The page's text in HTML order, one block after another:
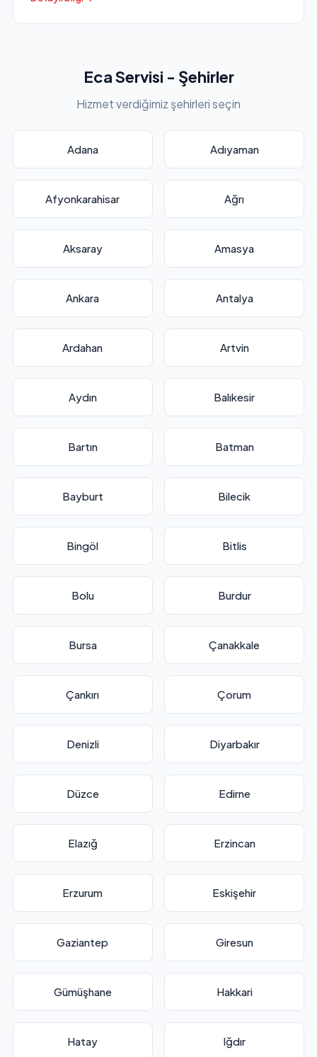
Eca Servisi - Şehirler
Hizmet verdiğimiz şehirleri seçin
Adana Adıyaman
Afyonkarahisar Ağrı
Aksaray Amasya
Ankara Antalya
Ardahan Artvin
Aydın Balıkesir
Bartın Batman
Bayburt Bilecik
Bingöl Bitlis
Bolu Burdur
Bursa Çanakkale
Çankırı Çorum
Denizli Diyarbakır
Düzce Edirne
Elazığ Erzincan
Erzurum Eskişehir
Gaziantep Giresun
Gümüşhane Hakkari
Hatay Iğdır